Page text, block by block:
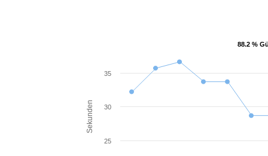
88.2 %
88.2 %
Sekunden
25
30
35